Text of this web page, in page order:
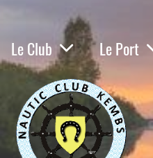
Le Club Le Port